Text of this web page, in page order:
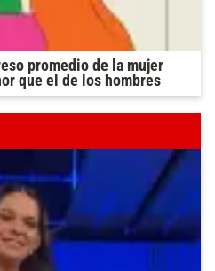
promedio de la mujer
que el de los hombres